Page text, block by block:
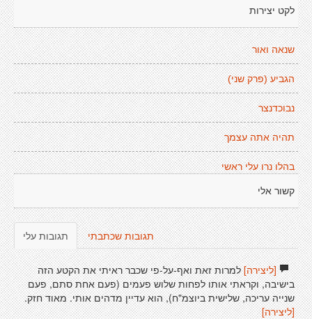
לקט יצירות
שנאה ואור
הגביע (פרק שני)
נבוכדנצר
תהיה אתה עצמך
בהלו נרו עלי ראשי
קשור אלי
תגובות עלי תגובות שכתבתי
[ליצירה]למרות זאת ואף-על-פי שכבר ראיתי את הקטע הזה
בישיבה, וקראתי אותו לפחות שלוש פעמים (פעם אחת סתם, פעם
שנייה עריכה, שלישית ביוצמ"ח), הוא עדיין מדהים אותי. מאוד חזק.
[ליצירה]